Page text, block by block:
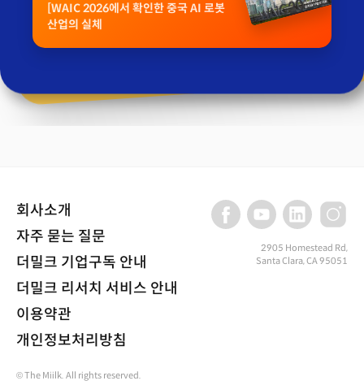
[WAIC 2026에서 확인한 중국 AI 로봇
산업의 실체
회사소개
자주 묻는 질문
더밀크 기업구독 안내
더밀크 리서치 서비스 안내
이용약관
개인정보처리방침
2905 Homestead Rd,
Santa Clara, CA 95051
© The Miilk. All rights reserved.